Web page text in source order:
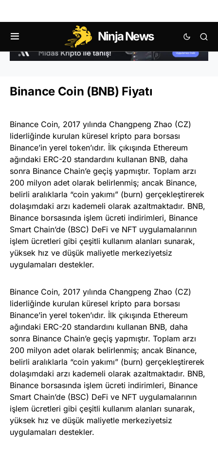
Ninja News
Binance Coin (BNB) Fiyatı
Binance Coin, 2017 yılında Changpeng Zhao (CZ)
liderliğinde kurulan küresel kripto para borsası
Binance’in yerel token’ıdır. İlk çıkışında Ethereum
ağındaki ERC-20 standardını kullanan BNB, daha
sonra Binance Chain’e geçiş yapmıştır. Toplam arzı
200 milyon adet olarak belirlenmiş; ancak Binance,
belirli aralıklarla “coin yakımı” (burn) gerçekleştirerek
dolaşımdaki arzı kademeli olarak azaltmaktadır. BNB,
Binance borsasında işlem ücreti indirimleri, Binance
Smart Chain’de (BSC) DeFi ve NFT uygulamalarının
işlem ücretleri gibi çeşitli kullanım alanları sunarak,
yüksek hız ve düşük maliyetle merkeziyetsiz
uygulamaları destekler.
Binance Coin, 2017 yılında Changpeng Zhao (CZ)
liderliğinde kurulan küresel kripto para borsası
Binance’in yerel token’ıdır. İlk çıkışında Ethereum
ağındaki ERC-20 standardını kullanan BNB, daha
sonra Binance Chain’e geçiş yapmıştır. Toplam arzı
200 milyon adet olarak belirlenmiş; ancak Binance,
belirli aralıklarla “coin yakımı” (burn) gerçekleştirerek
dolaşımdaki arzı kademeli olarak azaltmaktadır. BNB,
Binance borsasında işlem ücreti indirimleri, Binance
Smart Chain’de (BSC) DeFi ve NFT uygulamalarının
işlem ücretleri gibi çeşitli kullanım alanları sunarak,
yüksek hız ve düşük maliyetle merkeziyetsiz
uygulamaları destekler.